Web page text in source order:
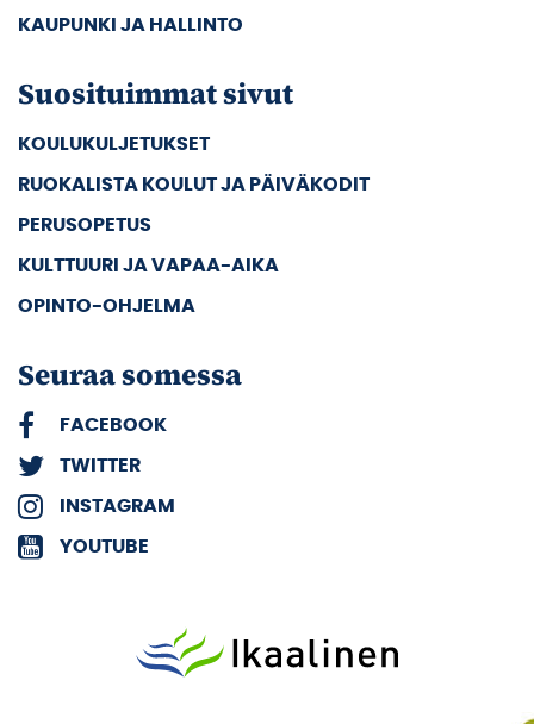
KAUPUNKI JA HALLINTO
Suosituimmat sivut
KOULUKULJETUKSET
RUOKALISTA KOULUT JA PÄIVÄKODIT
PERUSOPETUS
KULTTUURI JA VAPAA-AIKA
OPINTO-OHJELMA
Seuraa somessa
FACEBOOK
TWITTER
INSTAGRAM
YOUTUBE